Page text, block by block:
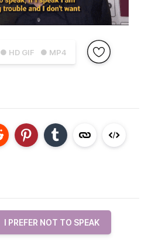
● HD GIF ● MP4
I PREFER NOT TO SPEAK